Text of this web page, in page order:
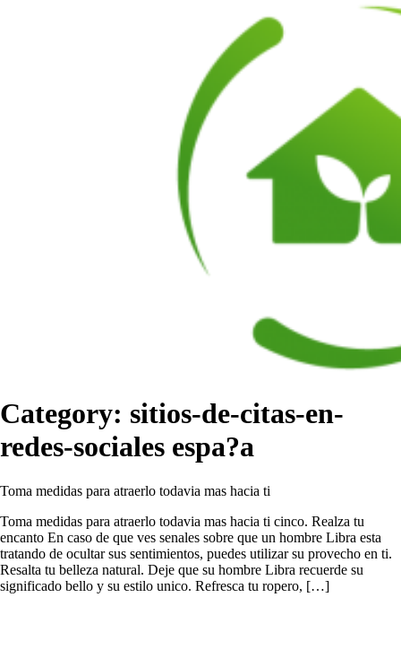
Category: sitios-de-citas-en-
redes-sociales espa?a
Toma medidas para atraerlo todavia mas hacia ti
Toma medidas para atraerlo todavia mas hacia ti cinco. Realza tu
encanto En caso de que ves senales sobre que un hombre Libra esta
tratando de ocultar sus sentimientos, puedes utilizar su provecho en ti.
Resalta tu belleza natural. Deje que su hombre Libra recuerde su
significado bello y su estilo unico. Refresca tu ropero, […]